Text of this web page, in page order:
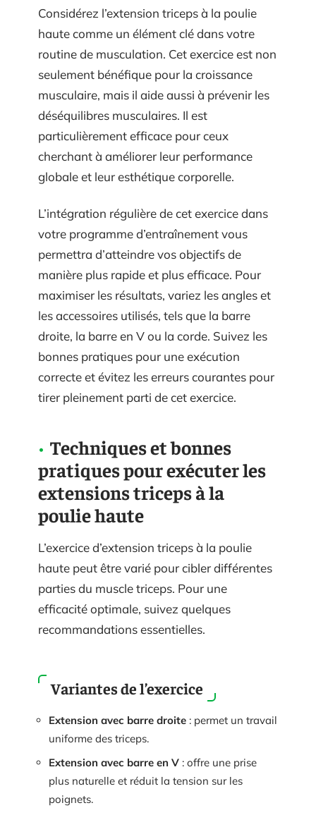
Considérez l’extension triceps à la poulie
haute comme un élément clé dans votre
routine de musculation. Cet exercice est non
seulement bénéfique pour la croissance
musculaire, mais il aide aussi à prévenir les
déséquilibres musculaires. Il est
particulièrement efficace pour ceux
cherchant à améliorer leur performance
globale et leur esthétique corporelle.
L’intégration régulière de cet exercice dans
votre programme d’entraînement vous
permettra d’atteindre vos objectifs de
manière plus rapide et plus efficace. Pour
maximiser les résultats, variez les angles et
les accessoires utilisés, tels que la barre
droite, la barre en V ou la corde. Suivez les
bonnes pratiques pour une exécution
correcte et évitez les erreurs courantes pour
tirer pleinement parti de cet exercice.
Techniques et bonnes
pratiques pour exécuter les
extensions triceps à la
poulie haute
L’exercice d’extension triceps à la poulie
haute peut être varié pour cibler différentes
parties du muscle triceps. Pour une
efficacité optimale, suivez quelques
recommandations essentielles.
Variantes de l’exercice
Extension avec barre droite : permet un travail
uniforme des triceps.
Extension avec barre en V : offre une prise
plus naturelle et réduit la tension sur les
poignets.